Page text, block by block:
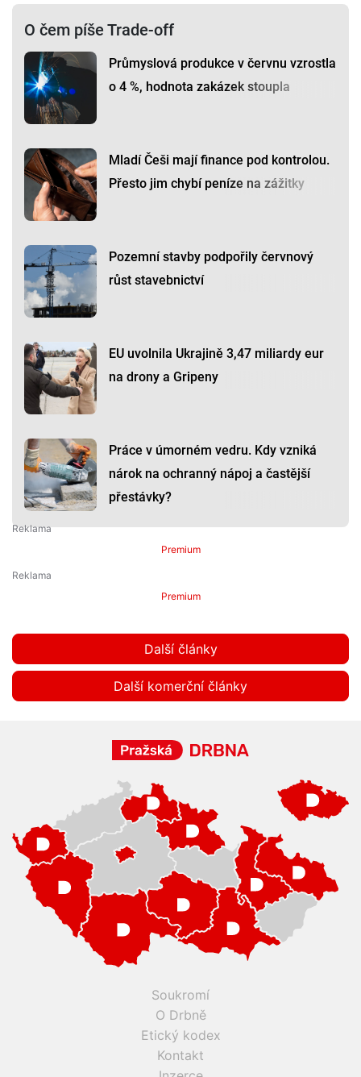
O čem píše Trade-off
Průmyslová produkce v červnu vzrostla
o 4 %, hodnota zakázek stoupla
Mladí Češi mají finance pod kontrolou.
Přesto jim chybí peníze na zážitky
Pozemní stavby podpořily červnový
růst stavebnictví
EU uvolnila Ukrajině 3,47 miliardy eur
na drony a Gripeny
Práce v úmorném vedru. Kdy vzniká
nárok na ochranný nápoj a častější
přestávky?
Premium
Premium
Další články
Další komerční články
Soukromí
O Drbně
Etický kodex
Kontakt